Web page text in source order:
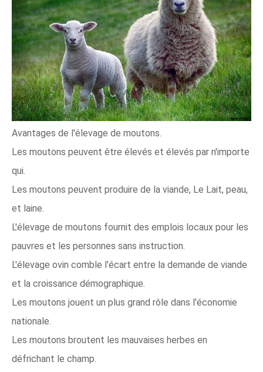
Avantages de l'élevage de moutons.
Les moutons peuvent être élevés et élevés par n'importe
qui.
Les moutons peuvent produire de la viande, Le Lait, peau,
et laine.
L'élevage de moutons fournit des emplois locaux pour les
pauvres et les personnes sans instruction.
L'élevage ovin comble l'écart entre la demande de viande
et la croissance démographique.
Les moutons jouent un plus grand rôle dans l'économie
nationale.
Les moutons broutent les mauvaises herbes en
défrichant le champ.